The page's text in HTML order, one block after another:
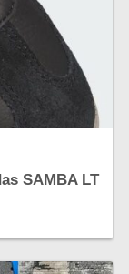
SAMBA LT